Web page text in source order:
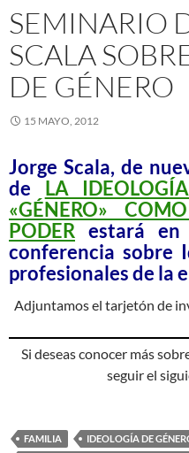
SEMINARIO
SCALA
DE GÉNERO
15 MAYO, 2012
Jorge Scala, de
de LA
«GÉNERO»
PODER estará en
conferencia sobre
profesionales de la
Adjuntamos el tarjetón de
Si deseas conocer más
seguir el
FAMILIA
IDEOLOGÍA DE